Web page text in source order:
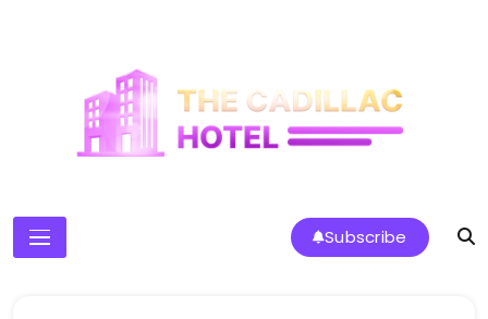
The Cadillac Hotel
Subscribe